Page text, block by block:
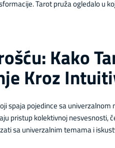
Tarot pruža ogledalo u
Kako
Kroz
spaja pojedince sa univerzalnom
pristup kolektivnoj nesvesnosti,
sa univerzalnim temama i